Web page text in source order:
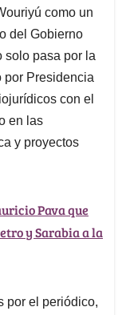
como un
del Gobierno
solo pasa por la
por Presidencia
con el
en las
y proyectos
Pava que
y Sarabia a la
por el periódico,